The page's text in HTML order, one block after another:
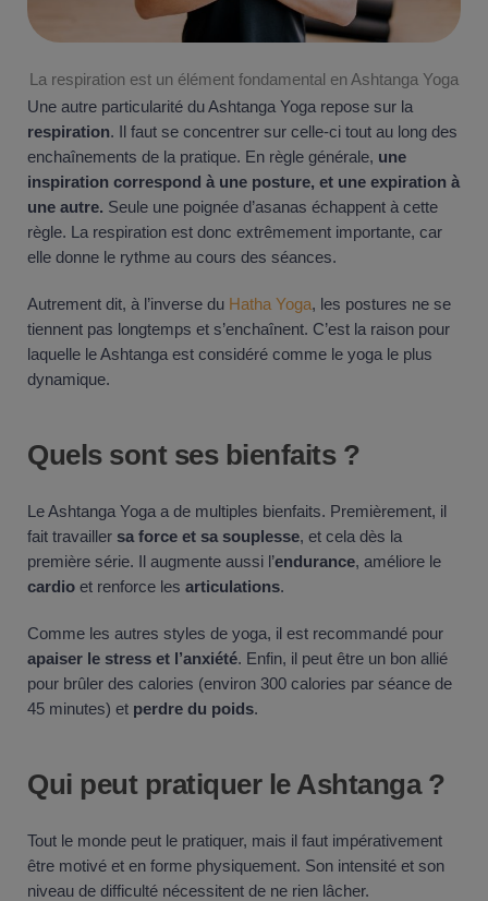
La respiration est un élément fondamental en Ashtanga Yoga
Une autre particularité du Ashtanga Yoga repose sur la
respiration. Il faut se concentrer sur celle-ci tout au long des
enchaînements de la pratique. En règle générale, une
inspiration correspond à une posture, et une expiration à
une autre. Seule une poignée d’asanas échappent à cette
règle. La respiration est donc extrêmement importante, car
elle donne le rythme au cours des séances.
Autrement dit, à l’inverse du Hatha Yoga, les postures ne se
tiennent pas longtemps et s’enchaînent. C’est la raison pour
laquelle le Ashtanga est considéré comme le yoga le plus
dynamique.
Quels sont ses bienfaits ?
Le Ashtanga Yoga a de multiples bienfaits. Premièrement, il
fait travailler sa force et sa souplesse, et cela dès la
première série. Il augmente aussi l’endurance, améliore le
cardio et renforce les articulations.
Comme les autres styles de yoga, il est recommandé pour
apaiser le stress et l’anxiété. Enfin, il peut être un bon allié
pour brûler des calories (environ 300 calories par séance de
45 minutes) et perdre du poids.
Qui peut pratiquer le Ashtanga ?
Tout le monde peut le pratiquer, mais il faut impérativement
être motivé et en forme physiquement. Son intensité et son
niveau de difficulté nécessitent de ne rien lâcher.